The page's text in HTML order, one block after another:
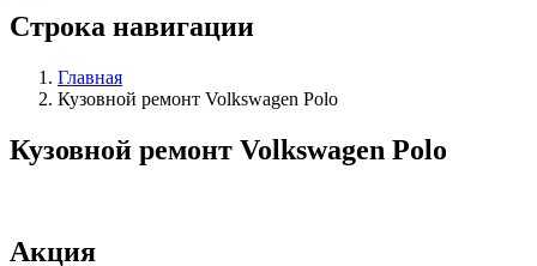
Строка навигации
Главная
Кузовной ремонт Volkswagen Polo
Кузовной ремонт Volkswagen Polo
Акция